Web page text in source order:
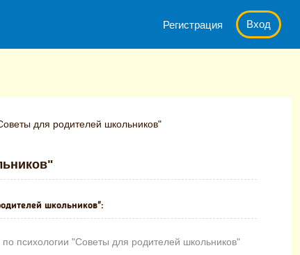
Регистрация Вход
для родителей школьников"
школьников":
психологии "Советы для родителей школьников"